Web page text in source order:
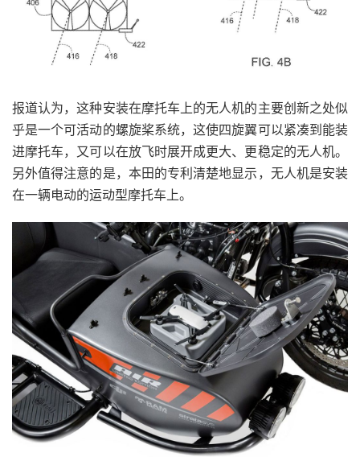
报道认为，这种安装在摩托车上的无人机的主要创新之处似
乎是一个可活动的螺旋桨系统，这使四旋翼可以紧凑到能装
进摩托车，又可以在放飞时展开成更大、更稳定的无人机。
另外值得注意的是，本田的专利清楚地显示，无人机是安装
在一辆电动的运动型摩托车上。